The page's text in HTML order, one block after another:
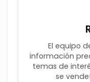
El equipo
información
temas de
se